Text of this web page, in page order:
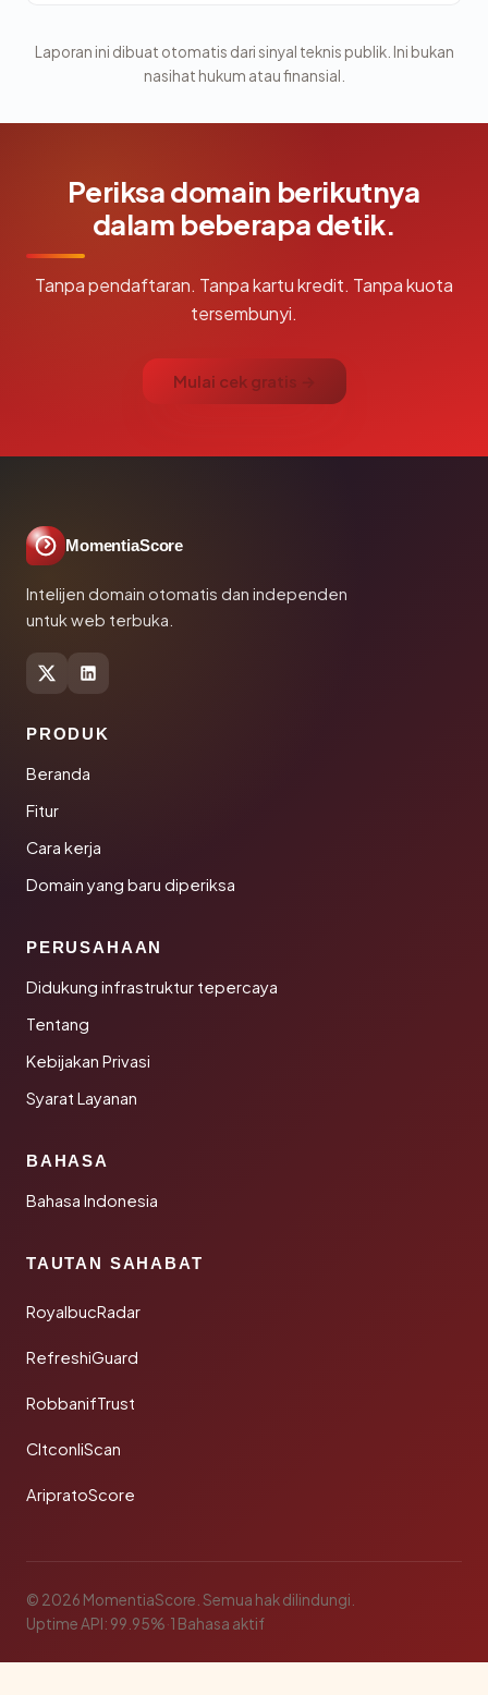
Laporan ini dibuat otomatis dari sinyal teknis publik. Ini bukan
nasihat hukum atau finansial.
Periksa domain berikutnya
dalam beberapa detik.
Tanpa pendaftaran. Tanpa kartu kredit. Tanpa kuota
tersembunyi.
Mulai cek gratis →
MomentiaScore
Intelijen domain otomatis dan independen
untuk web terbuka.
PRODUK
Beranda
Fitur
Cara kerja
Domain yang baru diperiksa
PERUSAHAAN
Didukung infrastruktur tepercaya
Tentang
Kebijakan Privasi
Syarat Layanan
BAHASA
Bahasa Indonesia
TAUTAN SAHABAT
RoyalbucRadar
RefreshiGuard
RobbanifTrust
CltconliScan
AripratoScore
© 2026 MomentiaScore. Semua hak dilindungi.
Uptime API: 99.95%·1 Bahasa aktif